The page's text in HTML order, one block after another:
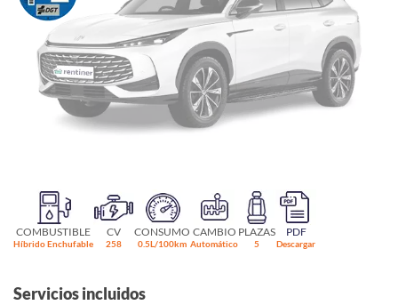
COMBUSTIBLE
Híbrido Enchufable
CV
258
CONSUMO
0.5L/100km
CAMBIO
Automático
PLAZAS
5
PDF
Descargar
Servicios incluidos